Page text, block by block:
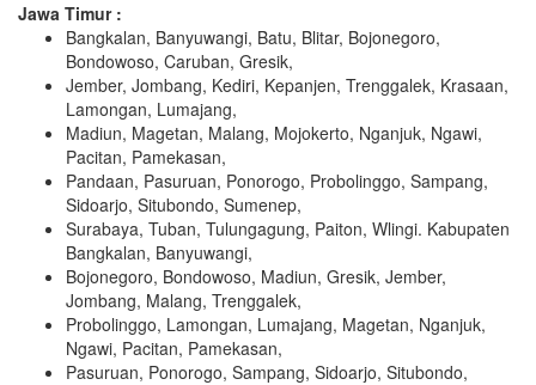
Jawa Timur :
Bangkalan, Banyuwangi, Batu, Blitar, Bojonegoro,
Bondowoso, Caruban, Gresik,
Jember, Jombang, Kediri, Kepanjen, Trenggalek, Krasaan,
Lamongan, Lumajang,
Madiun, Magetan, Malang, Mojokerto, Nganjuk, Ngawi,
Pacitan, Pamekasan,
Pandaan, Pasuruan, Ponorogo, Probolinggo, Sampang,
Sidoarjo, Situbondo, Sumenep,
Surabaya, Tuban, Tulungagung, Paiton, Wlingi. Kabupaten
Bangkalan, Banyuwangi,
Bojonegoro, Bondowoso, Madiun, Gresik, Jember,
Jombang, Malang, Trenggalek,
Probolinggo, Lamongan, Lumajang, Magetan, Nganjuk,
Ngawi, Pacitan, Pamekasan,
Pasuruan, Ponorogo, Sampang, Sidoarjo, Situbondo,